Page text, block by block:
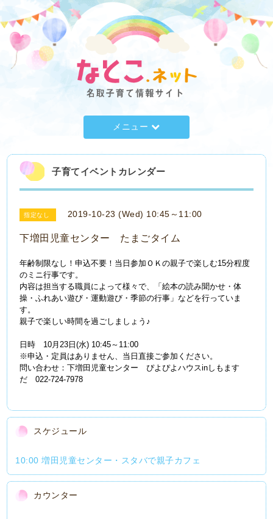
メニュー
子育てイベントカレンダー
指定なし 2019-10-23 (Wed) 10:45～11:00
下増田児童センター たまごタイム
年齢制限なし！申込不要！当日参加ＯＫの親子で楽しむ15分程度
のミニ行事です。
内容は担当する職員によって様々で、「絵本の読み聞かせ・体
操・ふれあい遊び・運動遊び・季節の行事」などを行っていま
す。
親子で楽しい時間を過ごしましょう♪
日時 10月23日(水) 10:45～11:00
※申込・定員はありません、当日直接ご参加ください。
問い合わせ：下増田児童センター ぴよぴよハウスinしもます
だ 022-724-7978
スケジュール
10:00 増田児童センター・スタバで親子カフェ
カウンター